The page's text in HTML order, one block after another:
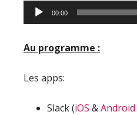
Lecteur
audio
00:00
Au programme :
Les apps:
Slack (iOS &Android